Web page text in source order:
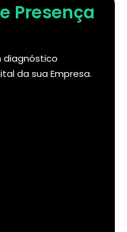
Presença
diagnóstico
da sua Empresa.